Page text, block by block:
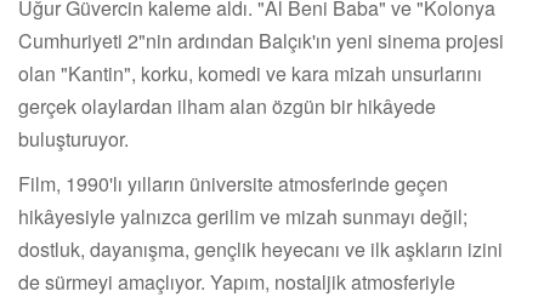
Uğur Güvercin kaleme aldı. "Al Beni Baba" ve "Kolonya
Cumhuriyeti 2"nin ardından Balçık'ın yeni sinema projesi
olan "Kantin", korku, komedi ve kara mizah unsurlarını
gerçek olaylardan ilham alan özgün bir hikâyede
buluşturuyor.
Film, 1990'lı yılların üniversite atmosferinde geçen
hikâyesiyle yalnızca gerilim ve mizah sunmayı değil;
dostluk, dayanışma, gençlik heyecanı ve ilk aşkların izini
de sürmeyi amaçlıyor. Yapım, nostaljik atmosferiyle